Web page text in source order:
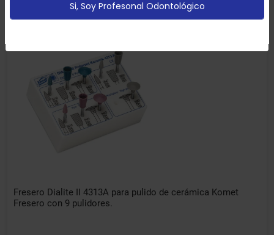
Fresero Dialite II 4313A para pulido de cerámica Komet
Fresero con 9 pulidores.
Si, Soy Profesonal Odontológico